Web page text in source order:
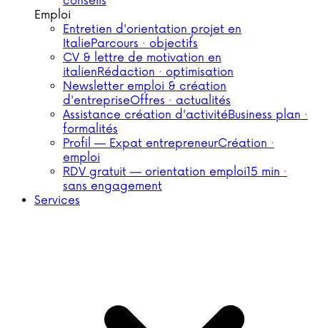
Emploi
Entretien d'orientation projet en
ItalieParcours · objectifs
CV & lettre de motivation en
italienRédaction · optimisation
Newsletter emploi & création
d'entrepriseOffres · actualités
Assistance création d'activitéBusiness plan ·
formalités
Profil — Expat entrepreneurCréation ·
emploi
RDV gratuit — orientation emploi15 min ·
sans engagement
Services